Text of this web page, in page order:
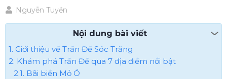
Nguyễn Tuyền
Nội dung bài viết
1. Giới thiệu về Trần Đề Sóc Trăng
2. Khám phá Trần Đề qua 7 địa điểm nổi bật
2.1. Bãi biển Mỏ Ó